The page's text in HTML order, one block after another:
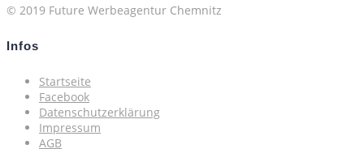
© 2019 Future Werbeagentur Chemnitz
Infos
Startseite
Facebook
Datenschutzerklärung
Impressum
AGB